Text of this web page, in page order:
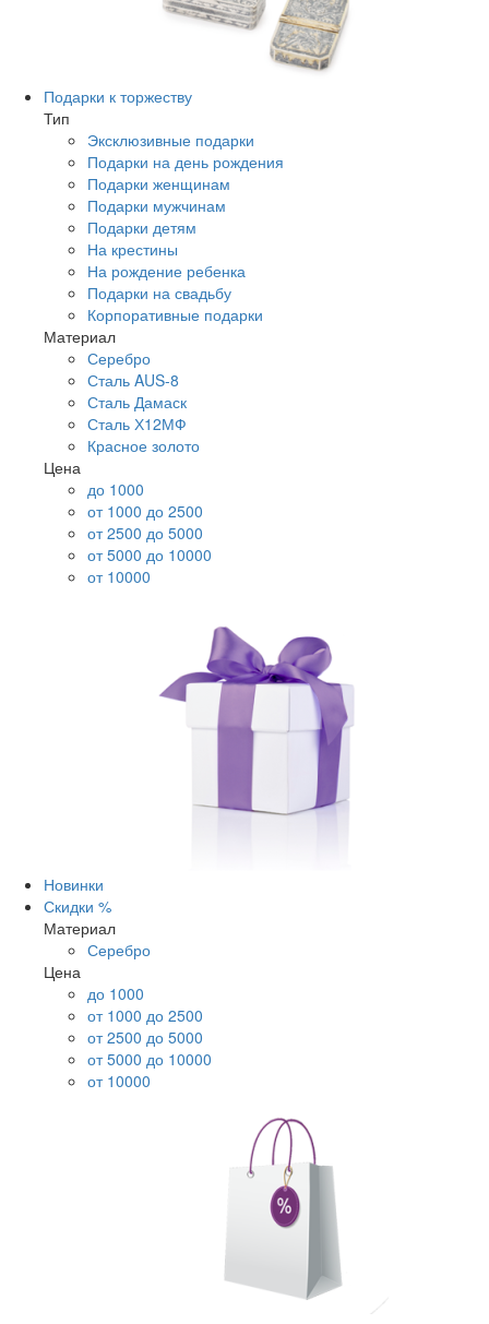
Подарки к торжеству
Тип
Эксклюзивные подарки
Подарки на день рождения
Подарки женщинам
Подарки мужчинам
Подарки детям
На крестины
На рождение ребенка
Подарки на свадьбу
Корпоративные подарки
Материал
Серебро
Сталь AUS-8
Сталь Дамаск
Сталь Х12МФ
Красное золото
Цена
до 1000
от 1000 до 2500
от 2500 до 5000
от 5000 до 10000
от 10000
Новинки
Скидки %
Материал
Серебро
Цена
до 1000
от 1000 до 2500
от 2500 до 5000
от 5000 до 10000
от 10000